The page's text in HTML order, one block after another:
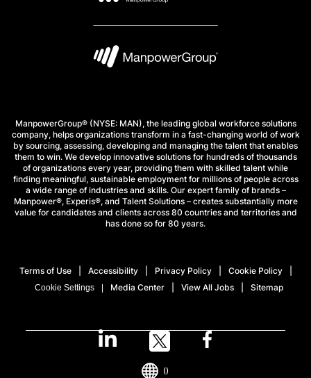
ManpowerGroup® (NYSE: MAN), the leading global workforce solutions
company, helps organizations transform in a fast-changing world of work
by sourcing, assessing, developing and managing the talent that enables
them to win. We develop innovative solutions for hundreds of thousands
of organizations every year, providing them with skilled talent while
finding meaningful, sustainable employment for millions of people across
a wide range of industries and skills. Our expert family of brands –
Manpower®, Experis®, and Talent Solutions – creates substantially more
value for candidates and clients across 80 countries and territories and
has done so for 80 years.
Terms of Use Accessibility Privacy Policy Cookie Policy
Cookie Settings Media Center View All Jobs Sitemap
()